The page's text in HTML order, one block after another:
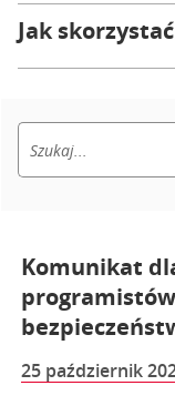
Jak
Komunikat
25 październik